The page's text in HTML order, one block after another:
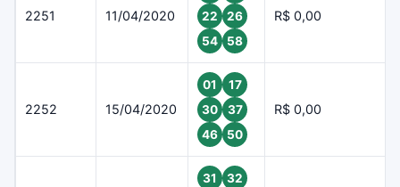
2251 11/04/2020
22
26
54
58
R$ 0,00
2252 15/04/2020
01
17
30
37
46
50
R$ 0,00
31
32